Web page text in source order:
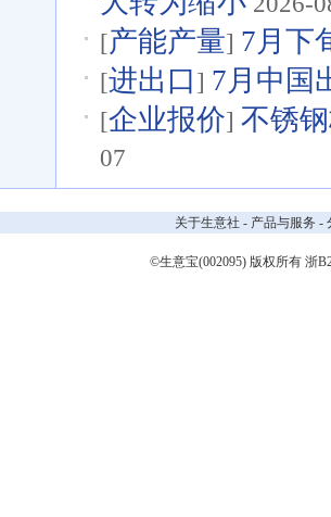
[产能产量] 7月下
[进出口 ] 7月中国
[企业报价] 不锈
07
关于生意社 - 产品与服务 -
©生意宝(002095) 版权所有 浙